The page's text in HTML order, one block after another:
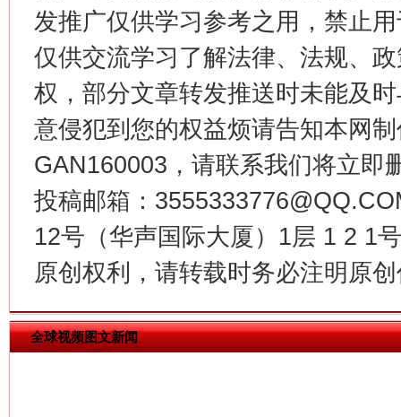
发推广仅供学习参考之用，禁止
仅供交流学习了解法律、法规、
权，部分文章转发推送时未能及
意侵犯到您的权益烦请告知本网
GAN160003，请联系我们将立即
投稿邮箱：
12号（华声国际大厦）1层 1 2 1
原创权利，请转载时务必注明原
全球视频图文新闻
在谋一域中谋全局
今
习近平的博鳌关键词